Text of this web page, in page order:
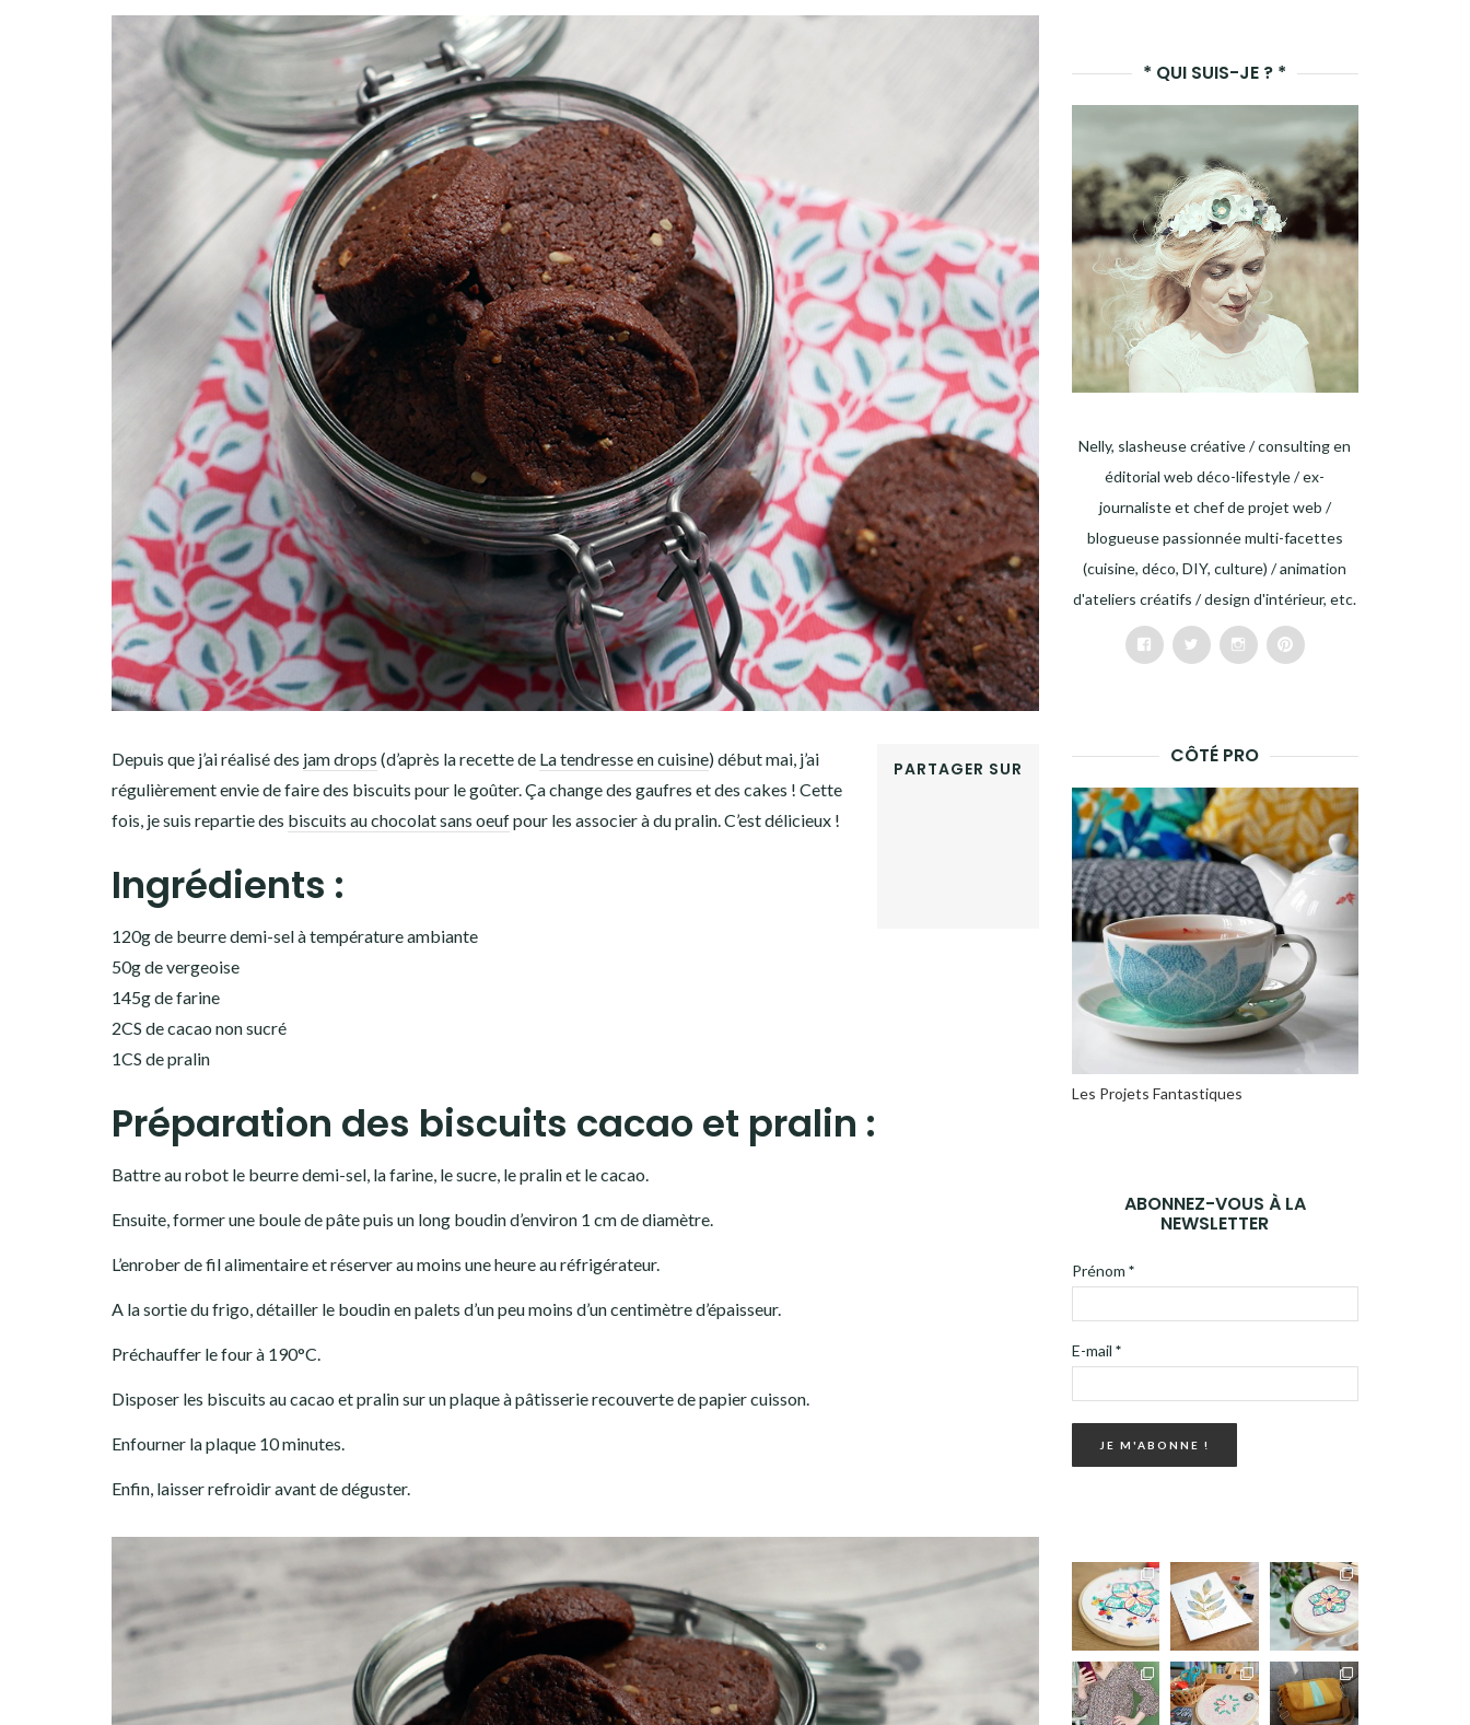
PARTAGER SUR
Depuis que j’ai réalisé des jam drops (d’après la recette de La tendresse en cuisine) début mai, j’ai
régulièrement envie de faire des biscuits pour le goûter. Ça change des gaufres et des cakes ! Cette
fois, je suis repartie des biscuits au chocolat sans oeufpour les associer à du pralin. C’est délicieux !
Ingrédients :
120g de beurre demi-sel à température ambiante
50g de vergeoise
145g de farine
2CS de cacao non sucré
1CS de pralin
Préparation des biscuits cacao et pralin :
Battre au robot le beurre demi-sel, la farine, le sucre, le pralin et le cacao.
Ensuite, former une boule de pâte puis un long boudin d’environ 1 cm de diamètre.
L’enrober de fil alimentaire et réserver au moins une heure au réfrigérateur.
A la sortie du frigo, détailler le boudin en palets d’un peu moins d’un centimètre d’épaisseur.
Préchauffer le four à 190°C.
Disposer les biscuits au cacao et pralin sur un plaque à pâtisserie recouverte de papier cuisson.
Enfourner la plaque 10 minutes.
Enfin, laisser refroidir avant de déguster.
* QUI SUIS-JE ? *
Nelly, slasheuse créative / consulting en
éditorial web déco-lifestyle / ex-
journaliste et chef de projet web /
blogueuse passionnée multi-facettes
(cuisine, déco, DIY, culture) / animation
d'ateliers créatifs / design d'intérieur, etc.
FacebookTwitter InstagramPinterest
CÔTÉ PRO
Les Projets Fantastiques
ABONNEZ-VOUS À LA
NEWSLETTER
Prénom *
E-mail *
Facebook
TwitterInstagram
Pinterest